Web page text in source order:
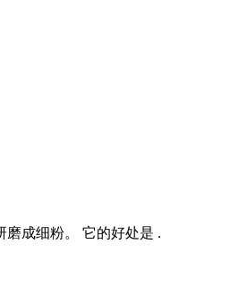
成细粉。 它的好处是 .